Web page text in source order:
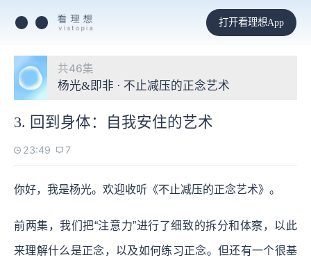
打开看理想App
共46集
杨光&即非 · 不止减压的正念艺术
3. 回到身体：自我安住的艺术
23:49 7
你好，我是杨光。欢迎收听《不止减压的正念艺术》。
前两集，我们把“注意力”进行了细致的拆分和体察，以此
来理解什么是正念，以及如何练习正念。但还有一个很基